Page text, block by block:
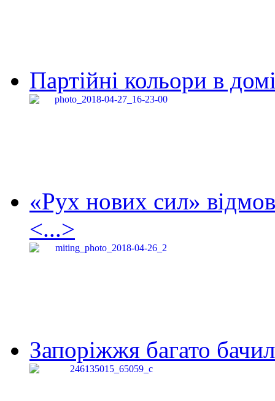
Партійні кольори в
«Рух нових сил»
<...>
Запоріжжя багато